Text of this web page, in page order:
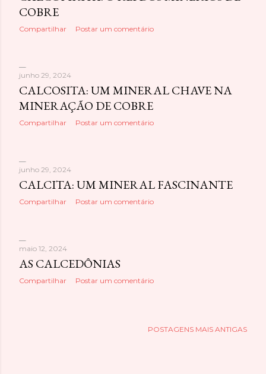
COBRE
Compartilhar Postar um comentário
junho 29, 2024
CALCOSITA: UM MINERAL CHAVE NA
MINERAÇÃO DE COBRE
Compartilhar Postar um comentário
junho 29, 2024
CALCITA: UM MINERAL FASCINANTE
Compartilhar Postar um comentário
maio 12, 2024
AS CALCEDÔNIAS
Compartilhar Postar um comentário
POSTAGENS MAIS ANTIGAS